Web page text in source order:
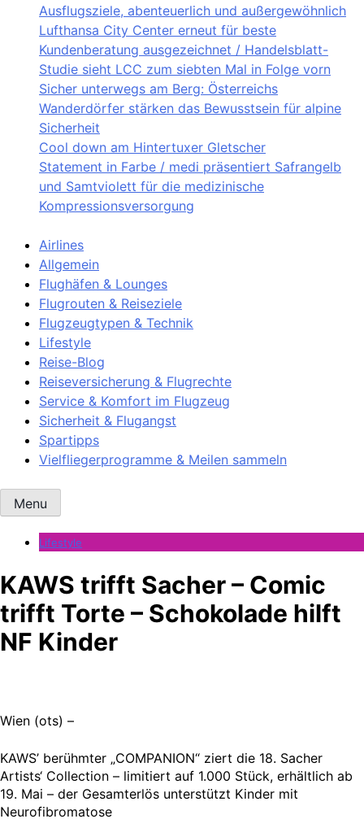
Ausflugsziele, abenteuerlich und außergewöhnlich
Lufthansa City Center erneut für beste
Kundenberatung ausgezeichnet / Handelsblatt-
Studie sieht LCC zum siebten Mal in Folge vorn
Sicher unterwegs am Berg: Österreichs
Wanderdörfer stärken das Bewusstsein für alpine
Sicherheit
Cool down am Hintertuxer Gletscher
Statement in Farbe / medi präsentiert Safrangelb
und Samtviolett für die medizinische
Kompressionsversorgung
Airlines
Allgemein
Flughäfen & Lounges
Flugrouten & Reiseziele
Flugzeugtypen & Technik
Lifestyle
Reise-Blog
Reiseversicherung & Flugrechte
Service & Komfort im Flugzeug
Sicherheit & Flugangst
Spartipps
Vielfliegerprogramme & Meilen sammeln
Menu
Lifestyle
KAWS trifft Sacher – Comic
trifft Torte – Schokolade hilft
NF Kinder
Wien (ots) –
KAWS’ berühmter „COMPANION“ ziert die 18. Sacher
Artists‘ Collection – limitiert auf 1.000 Stück, erhältlich ab
19. Mai – der Gesamterlös unterstützt Kinder mit
Neurofibromatose